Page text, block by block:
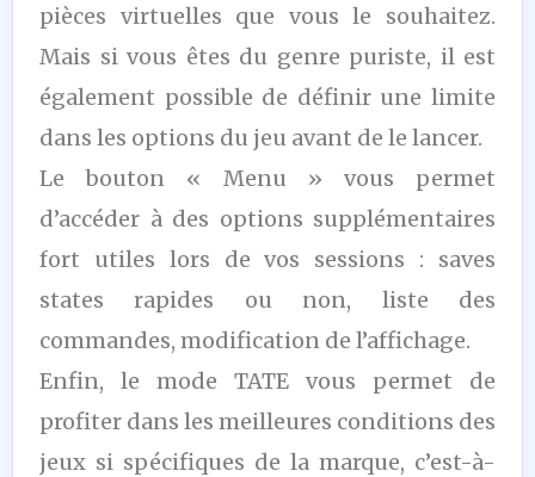
pièces virtuelles que vous le souhaitez.
Mais si vous êtes du genre puriste, il est
également possible de définir une limite
dans les options du jeu avant de le lancer.
Le bouton « Menu » vous permet
d’accéder à des options supplémentaires
fort utiles lors de vos sessions : saves
states rapides ou non, liste des
commandes, modification de l’affichage.
Enfin, le mode TATE vous permet de
profiter dans les meilleures conditions des
jeux si spécifiques de la marque, c’est-à-